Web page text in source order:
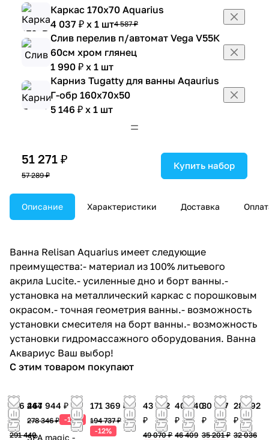
Каркас 170х70 Aquarius
4 037 ₽ x 1 шт4 587 ₽
Слив перелив п/автомат Vega V55К
60см хром глянец
1 990 ₽ x 1 шт
Карниз Tugatty для ванны Aqaurius
Г-обр 160х70х50
5 146 ₽ x 1 шт
51 271 ₽
57 289 ₽
Купить набор
Описание Характеристики Доставка
Ванна Relisan Aquarius имеет следующие
преимущества:- материал из 100% литьевого
акрила Lucite.- усиленные дно и борт ванны.-
установка на металлический каркас с порошковым
окрасом.- точная геометрия ванны.- возможность
установки смесителя на борт ванны.- возможность
установки гидромассажного оборудования. Ванна
Аквариус Ваш выбор!
С этим товаром покупают
256 467
₽
291 440
244 944 ₽
278 346 ₽ -12%
SPA magic -
171 369 ₽
194 737 ₽
-12%
43 182
₽
49 070 ₽
40 840
₽
46 409
30 977
₽
35 201 ₽
28 192
₽
32 036